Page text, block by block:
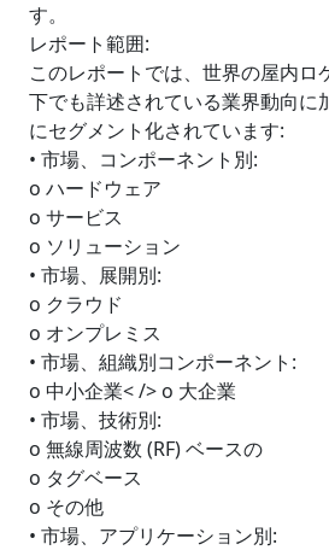
す。
レポート範囲:
このレポートでは、世界の屋内ロ
下でも詳述されている業界動向に
にセグメント化されています:
• 市場、コンポーネント別:
o ハードウェア
o サービス
o ソリューション
• 市場、展開別:
o クラウド
o オンプレミス
• 市場、組織別コンポーネント:
o 中小企業< /> o 大企業
• 市場、技術別:
o 無線周波数 (RF) ベースの
o タグベース
o その他
• 市場、アプリケーション別: